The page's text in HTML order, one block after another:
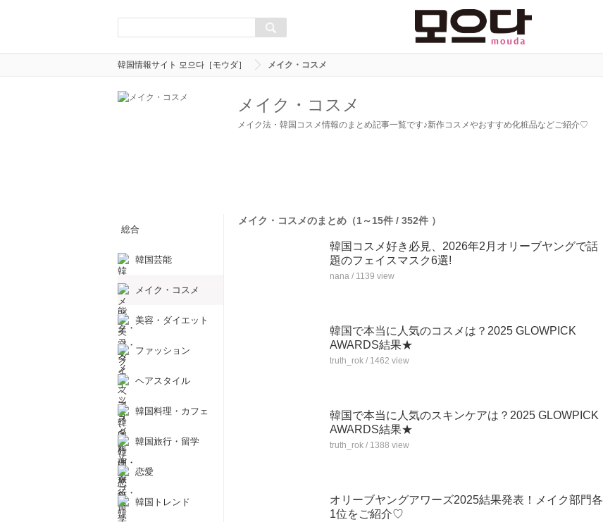
韓国情報サイト 모으다［モウダ］ メイク・コスメ
メイク・コスメ
メイク法・韓国コスメ情報のまとめ記事一覧です♪新作コスメやおすすめ化粧品などご紹介♡
総合
韓国芸能
メイク・コスメ
美容・ダイエット
ファッション
ヘアスタイル
韓国料理・カフェ
韓国旅行・留学
恋愛
韓国トレンド
メイク・コスメのまとめ（1～15件 / 352件 ）
韓国コスメ好き必見、2026年2月オリーブヤングで話
題のフェイスマスク6選!
nana / 1139 view
韓国で本当に人気のコスメは？2025 GLOWPICK
AWARDS結果★
truth_rok / 1462 view
韓国で本当に人気のスキンケアは？2025 GLOWPICK
AWARDS結果★
truth_rok / 1388 view
オリーブヤングアワーズ2025結果発表！メイク部門各
1位をご紹介♡